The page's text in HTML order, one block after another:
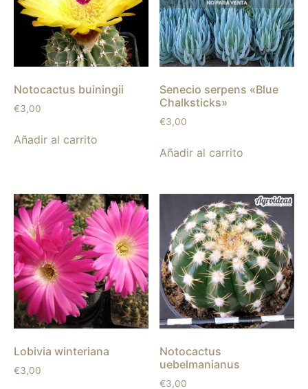
Notocactus buiningii
€3,00
Añadir al carrito
Senecio serpens «Blue
Chalksticks»
€3,00
Añadir al carrito
Lobivia winteriana
€3,00
Notocactus
uebelmanianus
€3,00